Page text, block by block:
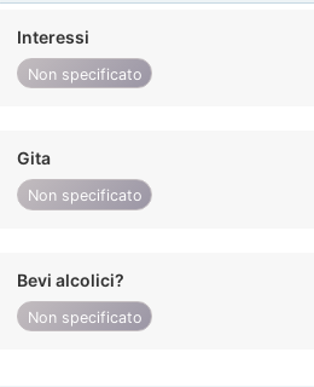
Interessi
Non specificato
Gita
Non specificato
Bevi alcolici?
Non specificato